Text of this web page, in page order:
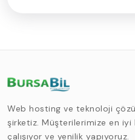
Web hosting ve teknoloji
şirketiz. Müşterilerimize en
çalışıyor ve yenilik yapıyoruz.